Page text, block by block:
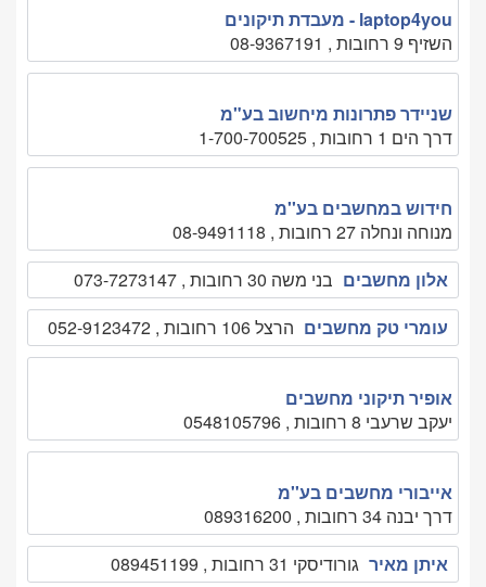
laptop4you - מעבדת תיקונים
השזיף 9 רחובות , 08-9367191
שניידר פתרונות מיחשוב בע"מ
דרך הים 1 רחובות , 1-700-700525
חידוש במחשבים בע''מ
מנוחה ונחלה 27 רחובות , 08-9491118
אלון מחשבים בני משה 30 רחובות , 073-7273147
עומרי טק מחשבים הרצל 106 רחובות , 052-9123472
אופיר תיקוני מחשבים
יעקב שרעבי 8 רחובות , 0548105796
אייבורי מחשבים בע''מ
דרך יבנה 34 רחובות , 089316200
איתן מאיר גורודיסקי 31 רחובות , 089451199